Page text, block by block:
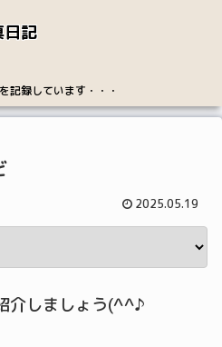
日記
記録しています・・・
2025.05.19
介しましょう(^^♪